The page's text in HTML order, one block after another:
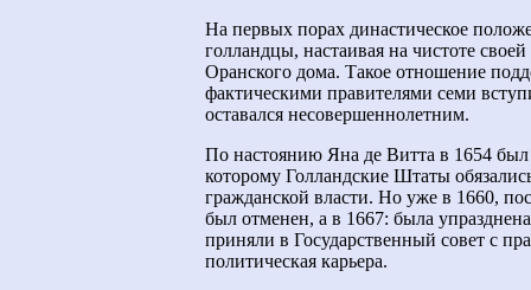
На первых порах династическое
голландцы, настаивая на чистоте
Оранского дома. Такое отношение
фактическими правителями семи
оставался несовершеннолетним.
По настоянию Яна де Витта в 1654
которому Голландские Штаты
гражданской власти. Но уже в 1660,
был отменен, а в 1667: была
приняли в Государственный совет с
политическая карьера.